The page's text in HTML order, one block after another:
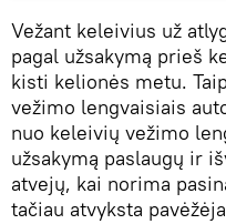
Vežant keleivius už
pagal užsakymą prieš
kisti kelionės metu.
vežimo lengvaisiais
nuo keleivių vežimo
užsakymą paslaugų ir
atvejų, kai norima
tačiau atvyksta